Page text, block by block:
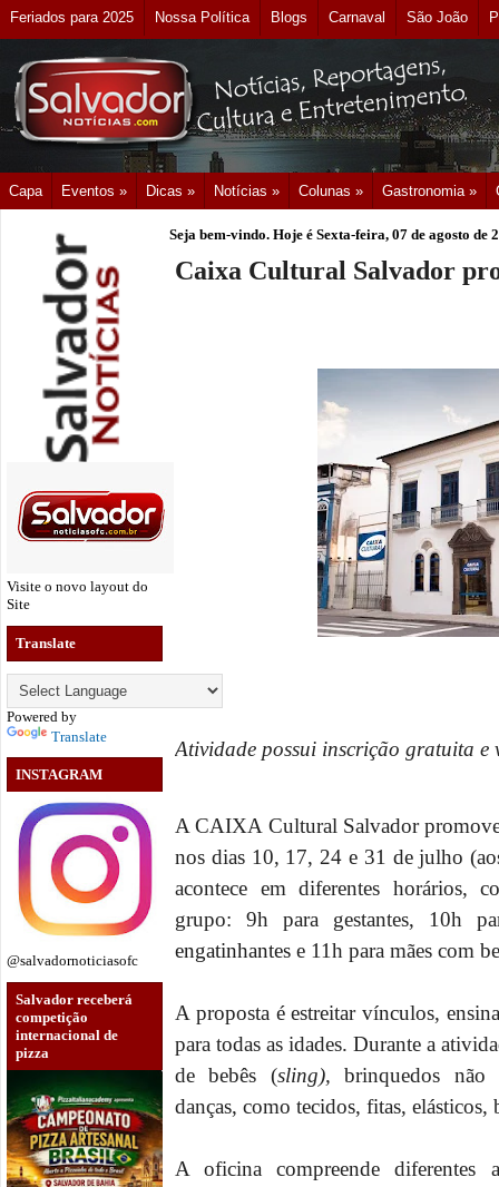
Feriados para 2025 Nossa Política Blogs Carnaval São João
Capa Eventos » Dicas » Notícias » Colunas » Gastronomia »
Visite o novo layout do
Site
Translate
Powered by
Translate
INSTAGRAM
@salvadornoticiasofc
Salvador receberá
competição
internacional de
pizza
Seja bem-vindo. Hoje é Sexta-feira, 07 de agosto de
Caixa Cultural Salvador
Atividade possui inscrição gratuita e
A CAIXA Cultural Salvador promove
nos dias 10, 17, 24 e 31 de julho
acontece em diferentes horários,
grupo: 9h para gestantes, 10h
engatinhantes e 11h para mães com
A proposta é estreitar vínculos,
para todas as idades. Durante a
de bebês (sling),brinquedos não
danças, como tecidos, fitas,
A oficina compreende diferentes